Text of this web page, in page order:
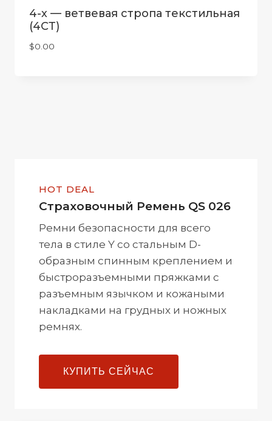
4-х — ветвевая стропа текстильная
(4СТ)
$0.00
HOT DEAL
Cтраховочный Ремень QS 026
Ремни безопасности для всего
тела в стиле Y со стальным D-
образным спинным креплением и
быстроразъемными пряжками с
разъемным язычком и кожаными
накладками на грудных и ножных
ремнях.
КУПИТЬ СЕЙЧАС